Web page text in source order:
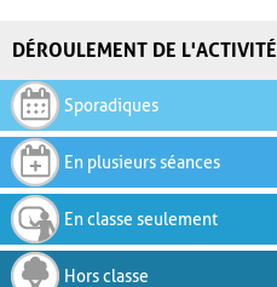
DÉROULEMENT DE L'ACTIVITÉ
Sporadiques
En plusieurs séances
En classe seulement
Hors classe